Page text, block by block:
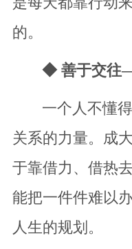
的。
◆ 善于交往
一个人不懂
关系的力量。成
于靠借力、借热
能把一件件难以
人生的规划。